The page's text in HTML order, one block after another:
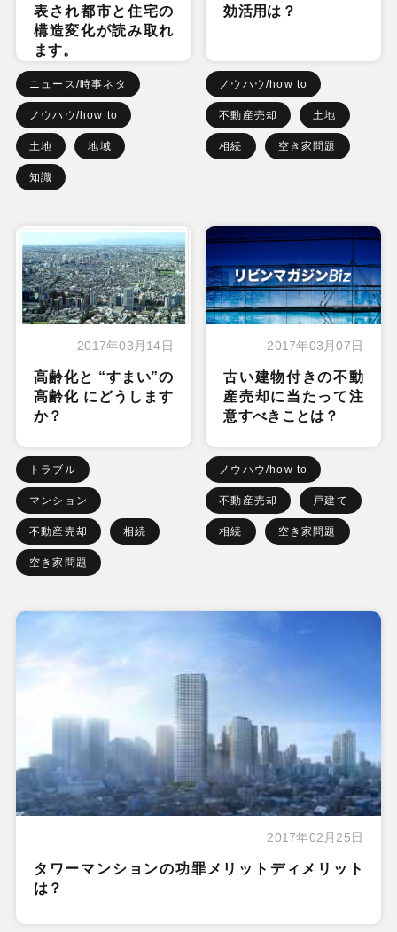
表され都市と住宅の
構造変化が読み取れ
ます。
ニュース/時事ネタ
ノウハウ/how to
土地 地域
知識
効活用は？
ノウハウ/how to
不動産売却 土地
相続 空き家問題
2017年03月14日
高齢化と “すまい”の
高齢化 にどうします
か？
トラブル
マンション
不動産売却 相続
空き家問題
2017年03月07日
古い建物付きの不動
産売却に当たって注
意すべきことは？
ノウハウ/how to
不動産売却 戸建て
相続 空き家問題
2017年02月25日
タワーマンションの功罪メリットディメリット
は？